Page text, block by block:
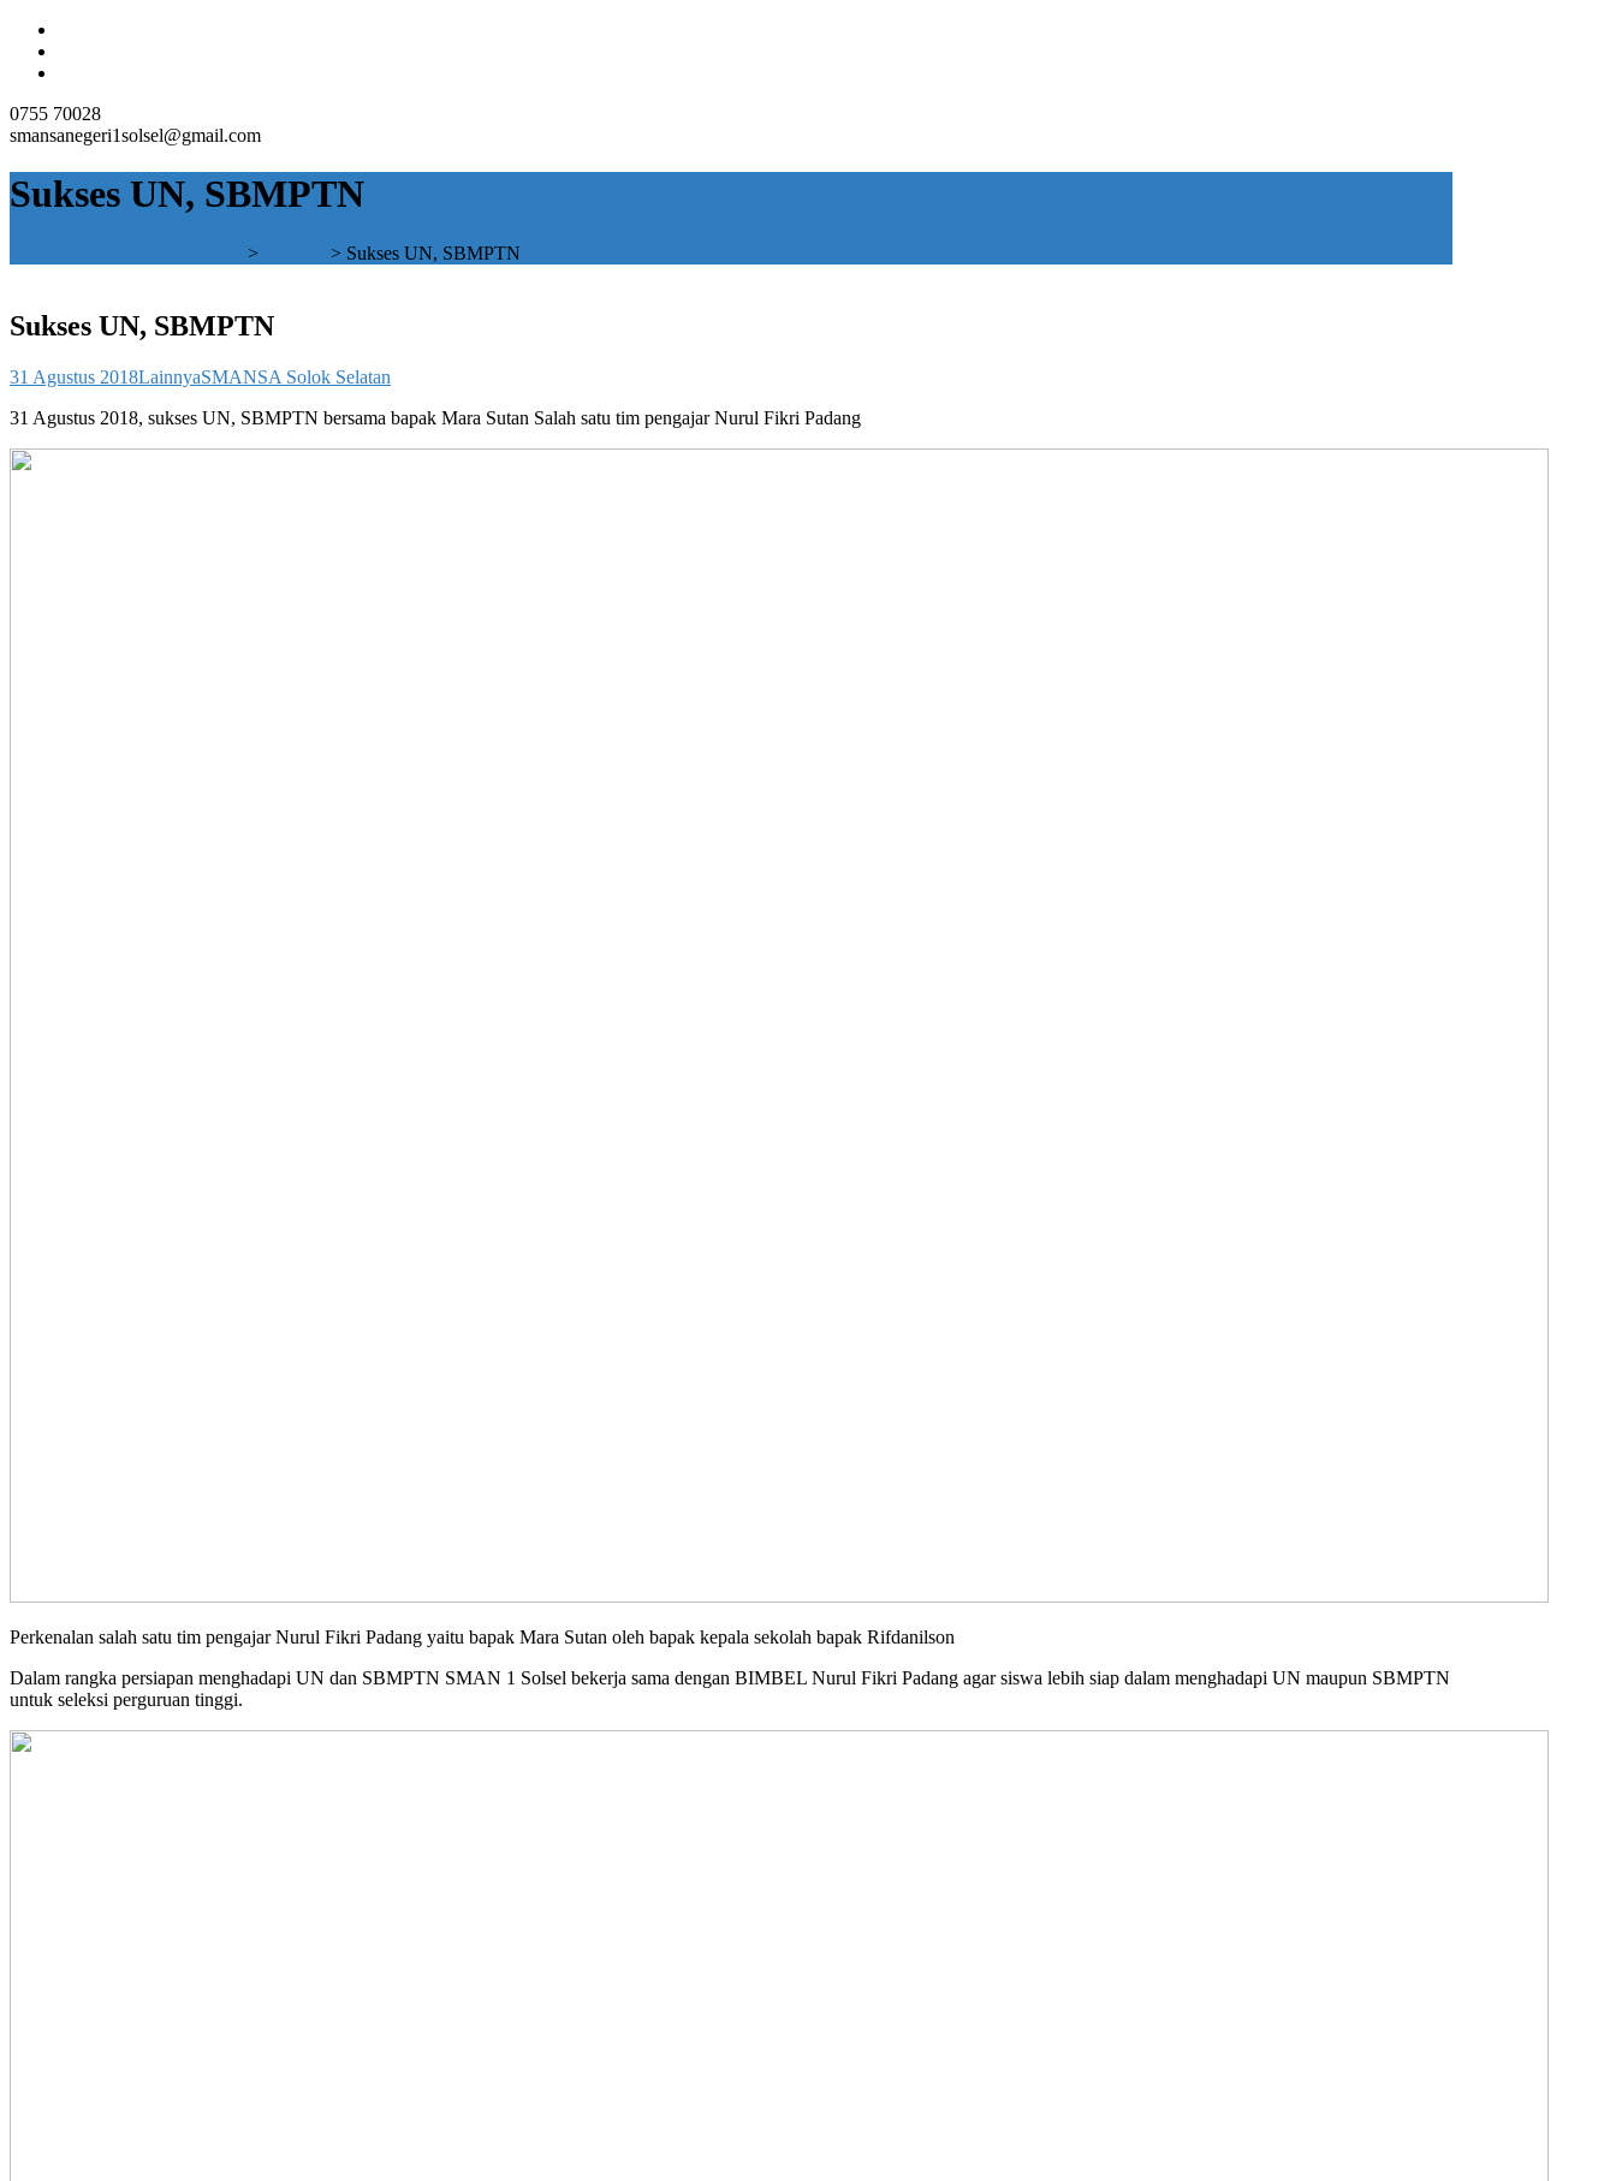
0755 70028
smansanegeri1solsel@gmail.com
Sukses UN, SBMPTN
> > Sukses UN, SBMPTN
Sukses UN, SBMPTN
31 Agustus 2018LainnyaSMANSA Solok Selatan
31 Agustus 2018, sukses UN, SBMPTN bersama bapak Mara Sutan Salah satu tim pengajar Nurul Fikri Padang
Perkenalan salah satu tim pengajar Nurul Fikri Padang yaitu bapak Mara Sutan oleh bapak kepala sekolah bapak Rifdanilson
Dalam rangka persiapan menghadapi UN dan SBMPTN SMAN 1 Solsel bekerja sama dengan BIMBEL Nurul Fikri Padang agar siswa lebih siap dalam menghadapi UN maupun SBMPTN
untuk seleksi perguruan tinggi.